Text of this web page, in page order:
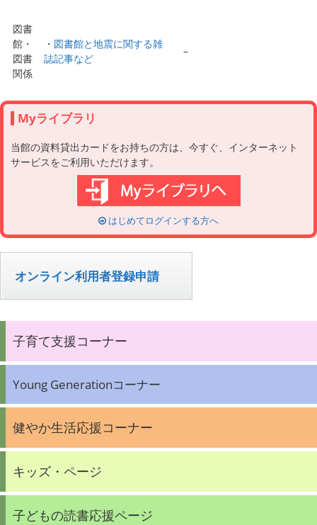
図書
館・
図書
関係
・ 図書館と地震に関する雑
誌記事など
–
Myライブラリ
当館の資料貸出カードをお持ちの方は、今すぐ、インターネット
サービスをご利用いただけます。
はじめてログインする方へ
オンライン利用者登録申請
子育て支援コーナー
Young Generationコーナー
健やか生活応援コーナー
キッズ・ページ
子どもの読書応援ページ